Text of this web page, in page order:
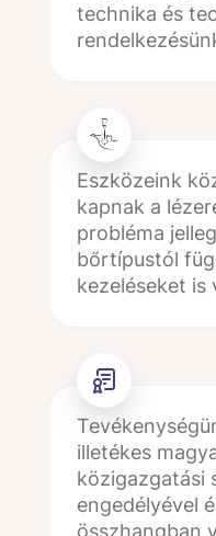
technika és
Eszközeink
kapnak a
probléma
bőrtípustól
kezeléseket is
illetékes
közigazgatási
engedélyével
összhangban